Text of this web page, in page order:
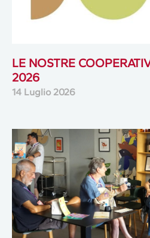
LE NOSTRE
2026
14 Luglio 2026